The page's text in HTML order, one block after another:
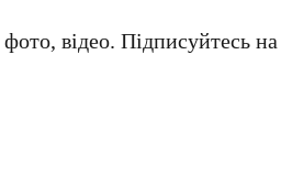
відео. Підписуйтесь на